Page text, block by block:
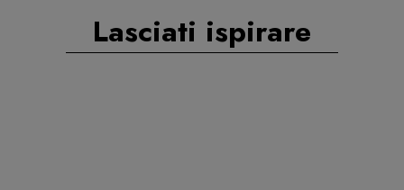
Lasciati ispirare